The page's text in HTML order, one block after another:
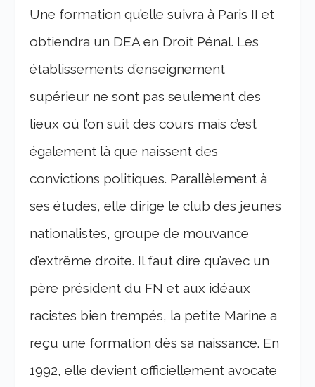
Une formation qu’elle suivra à Paris II et
obtiendra un DEA en Droit Pénal. Les
établissements d’enseignement
supérieur ne sont pas seulement des
lieux où l’on suit des cours mais c’est
également là que naissent des
convictions politiques. Parallèlement à
ses études, elle dirige le club des jeunes
nationalistes, groupe de mouvance
d’extrême droite. Il faut dire qu’avec un
père président du FN et aux idéaux
racistes bien trempés, la petite Marine a
reçu une formation dès sa naissance. En
1992, elle devient officiellement avocate